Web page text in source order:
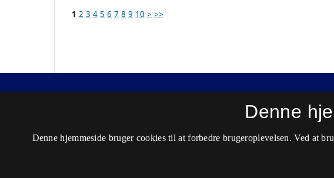
1 2 3 4 5 6 7 8 9 10 > >>
Nordisk Tidsskrift for Kriminalvidenskab
ISSN 2446-3051 (Online)
Denne
Denne hjemmeside bruger cookies til at forbedre brugeroplevelsen. Ved at